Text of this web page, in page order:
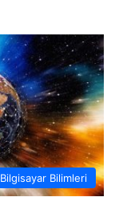
Bilgisayar Bilimleri